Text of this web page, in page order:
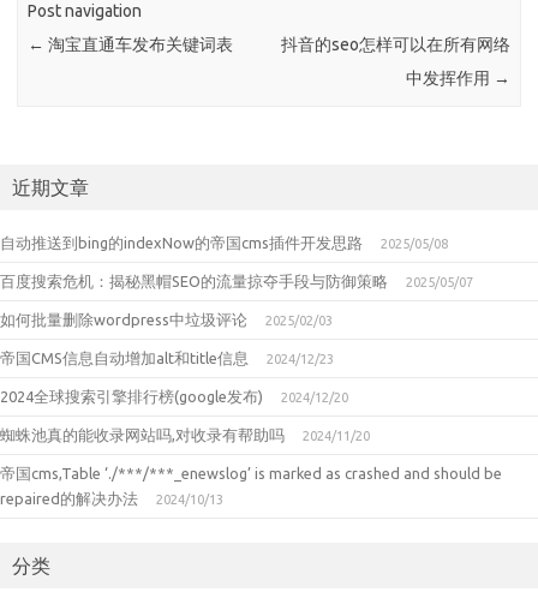
Post navigation
← 淘宝直通车发布关键词表
抖音的seo怎样可以在所有网络
中发挥作用 →
近期文章
自动推送到bing的indexNow的帝国cms插件开发思路 2025/05/08
百度搜索危机：揭秘黑帽SEO的流量掠夺手段与防御策略 2025/05/07
如何批量删除wordpress中垃圾评论 2025/02/03
帝国CMS信息自动增加alt和title信息 2024/12/23
2024全球搜索引擎排行榜(google发布) 2024/12/20
蜘蛛池真的能收录网站吗,对收录有帮助吗 2024/11/20
帝国cms,Table ‘./***/***_enewslog’ is marked as crashed and should be
repaired的解决办法
2024/10/13
分类